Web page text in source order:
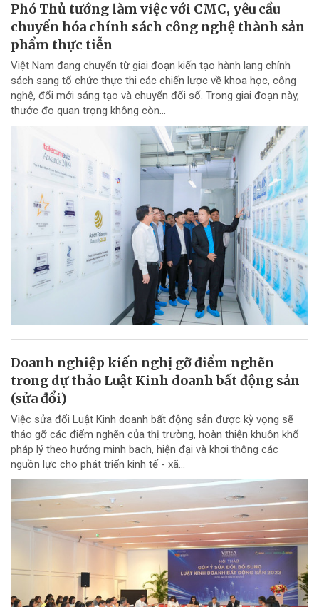
Phó Thủ tướng làm việc với CMC, yêu cầu
chuyển hóa chính sách công nghệ thành sản
phẩm thực tiễn
Việt Nam đang chuyển từ giai đoạn kiến tạo hành lang chính
sách sang tổ chức thực thi các chiến lược về khoa học, công
nghệ, đổi mới sáng tạo và chuyển đổi số. Trong giai đoạn này,
thước đo quan trọng không còn...
Doanh nghiệp kiến nghị gỡ điểm nghẽn
trong dự thảo Luật Kinh doanh bất động sản
(sửa đổi)
Việc sửa đổi Luật Kinh doanh bất động sản được kỳ vọng sẽ
tháo gỡ các điểm nghẽn của thị trường, hoàn thiện khuôn khổ
pháp lý theo hướng minh bạch, hiện đại và khơi thông các
nguồn lực cho phát triển kinh tế - xã...